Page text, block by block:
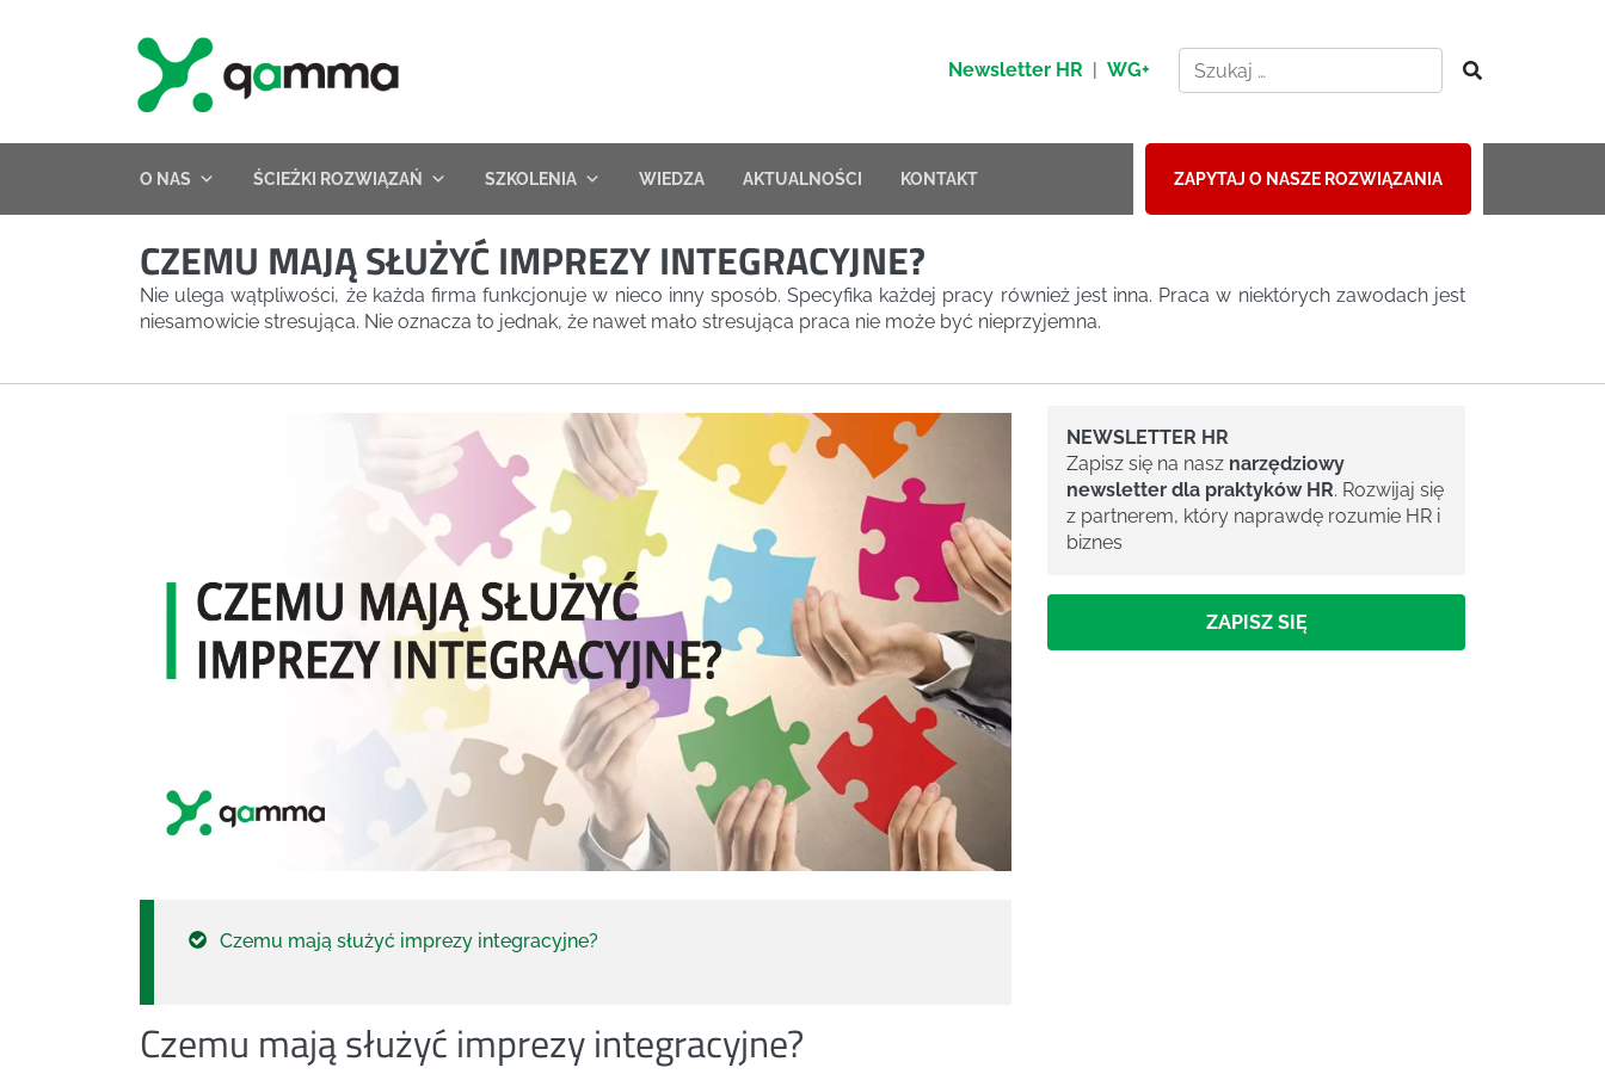
Newsletter HR | WG+
O NAS ŚCIEŻKI ROZWIĄZAŃ SZKOLENIA WIEDZA AKTUALNOŚCI KONTAKT ZAPYTAJ O NASZE ROZWIĄZANIA
CZEMU MAJĄ SŁUŻYĆ IMPREZY INTEGRACYJNE?
Nie ulega wątpliwości, że każda firma funkcjonuje w nieco inny sposób. Specyfika każdej pracy również jest inna. Praca w niektórych zawodach jest
niesamowicie stresująca. Nie oznacza to jednak, że nawet mało stresująca praca nie może być nieprzyjemna.
Czemu mają służyć imprezy integracyjne?
Czemu mają służyć imprezy integracyjne?
NEWSLETTER HR
Zapisz się na nasz narzędziowy
newsletter dla praktyków HR. Rozwijaj się
z partnerem, który naprawdę rozumie HR i
biznes
ZAPISZ SIĘ